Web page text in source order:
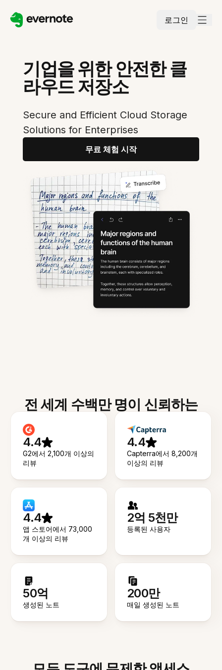
로그인
기업을 위한 안전한 클
라우드 저장소
Secure and Efficient Cloud Storage
Solutions for Enterprises
무료 체험 시작
전 세계 수백만 명이 신뢰하는
4.4
G2에서 2,100개 이상의
리뷰
4.4
Capterra에서 8,200개
이상의 리뷰
4.4
앱 스토어에서 73,000
개 이상의 리뷰
2억 5천만
등록된 사용자
50억
생성된 노트
200만
매일 생성된 노트